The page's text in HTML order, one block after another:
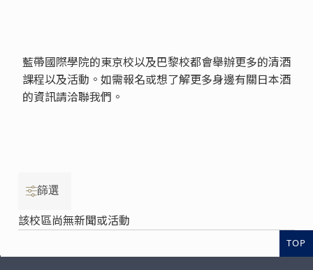
藍帶國際學院的東京校以及巴黎校都會舉辦更多的清酒
課程以及活動。如需報名或想了解更多身邊有關日本酒
的資訊請洽聯我們。
篩選
該校區尚無新聞或活動
TOP